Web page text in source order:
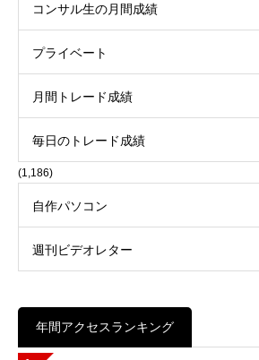
コンサル生の月間成績
プライベート
月間トレード成績
毎日のトレード成績
(1,186)
自作パソコン
週刊ビデオレター
年間アクセスランキング